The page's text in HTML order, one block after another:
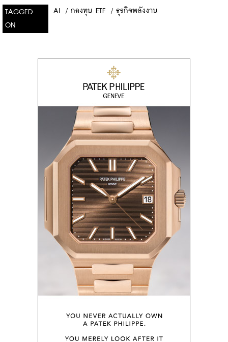
TAGGED
ON
AI / กองทุน ETF / ธุรกิจพลังงาน